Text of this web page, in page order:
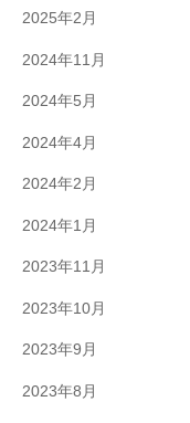
2025年2月
2024年11月
2024年5月
2024年4月
2024年2月
2024年1月
2023年11月
2023年10月
2023年9月
2023年8月